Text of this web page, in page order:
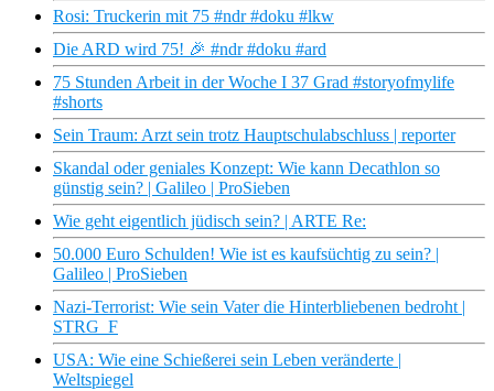
Rosi: Truckerin mit 75 #ndr #doku #lkw
Die ARD wird 75! 🎉 #ndr #doku #ard
75 Stunden Arbeit in der Woche I 37 Grad #storyofmylife
#shorts
Sein Traum: Arzt sein trotz Hauptschulabschluss | reporter
Skandal oder geniales Konzept: Wie kann Decathlon so
günstig sein? | Galileo | ProSieben
Wie geht eigentlich jüdisch sein? | ARTE Re:
50.000 Euro Schulden! Wie ist es kaufsüchtig zu sein? |
Galileo | ProSieben
Nazi-Terrorist: Wie sein Vater die Hinterbliebenen bedroht |
STRG_F
USA: Wie eine Schießerei sein Leben veränderte |
Weltspiegel